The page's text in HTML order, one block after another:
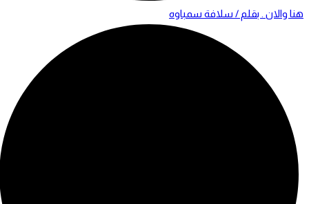
هنا والان . بقلم / سلافة سمباوه